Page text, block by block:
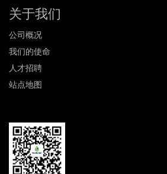
关于我们
公司概况
我们的使命
人才招聘
站点地图